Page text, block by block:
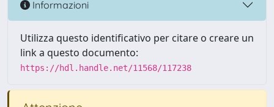
Informazioni
Utilizza questo identificativo per citare o creare un
link a questo documento:
https://hdl.handle.net/11568/117238